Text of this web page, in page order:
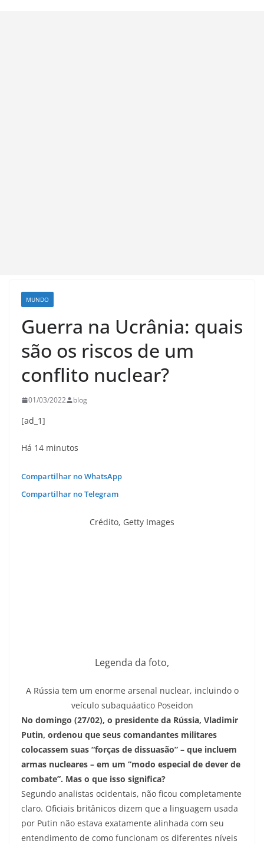
MUNDO
Guerra na Ucrânia: quais
são os riscos de um
conflito nuclear?
01/03/2022 blog
[ad_1]
Há 14 minutos
Compartilhar no WhatsApp
Compartilhar no Telegram
Crédito, Getty Images
Legenda da foto,
A Rússia tem um enorme arsenal nuclear, incluindo o
veículo subaquáatico Poseidon
No domingo (27/02), o presidente da Rússia, Vladimir
Putin, ordenou que seus comandantes militares
colocassem suas “forças de dissuasão” – que incluem
armas nucleares – em um “modo especial de dever de
combate”. Mas o que isso significa?
Segundo analistas ocidentais, não ficou completamente
claro. Oficiais britânicos dizem que a linguagem usada
por Putin não estava exatamente alinhada com seu
entendimento de como funcionam os diferentes níveis